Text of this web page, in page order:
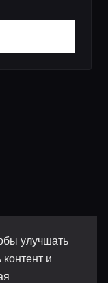
улучшать
и